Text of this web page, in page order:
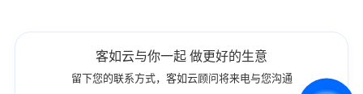
客如云与你一起 做更好的生意
留下您的联系方式，客如云顾问将来电与您沟通